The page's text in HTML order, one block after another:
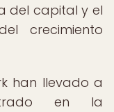
del capital y el
crecimiento
han llevado a
en la